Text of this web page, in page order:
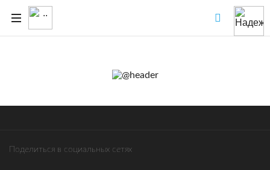
Поделиться в социальных сетях